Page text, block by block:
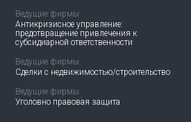
Ведущие фирмы
Антикризисное управление:
предотвращение привлечения к
субсидиарной ответственности
Ведущие фирмы
Сделки с недвижимостью/строительство
Ведущие фирмы
Уголовно правовая защита